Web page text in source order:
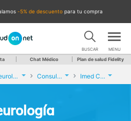
-5% de descuento para tu compra
BUSCAR MENU
Chat Médico Plan de salud Fidelity
Neurología Consulta de Neurología Imed Colon Valencia